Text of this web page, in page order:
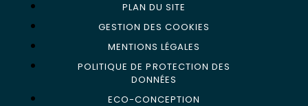
PLAN DU SITE
GESTION DES COOKIES
MENTIONS LÉGALES
POLITIQUE DE PROTECTION DES
DONNÉES
ECO-CONCEPTION